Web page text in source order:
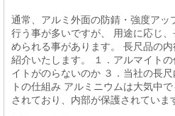
通常、アルミ外面の防錆・強度アッ
行う事が多いですが、 用途に応じ
められる事があります。 長尺品の内
紹介いたします。 １．アルマイト
イトがのらないのか ３．当社の長
トの仕組み アルミニウムは大気中
されており、内部が保護されていま